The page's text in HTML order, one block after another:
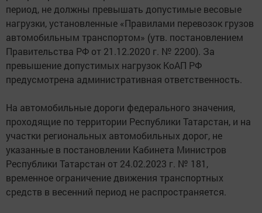
период, не должны превышать допустимые весовые
нагрузки, установленные «Правилами перевозок грузов
автомобильным транспортом» (утв. постановлением
Правительства РФ от 21.12.2020 г. № 2200). За
превышение допустимых нагрузок КоАП РФ
предусмотрена административная ответственность.
На автомобильные дороги федерального значения,
проходящие по территории Республики Татарстан, и на
участки региональных автомобильных дорог, не
указанные в постановлении Кабинета Министров
Республики Татарстан от 24.02.2023 г. № 181,
временное ограничение движения транспортных
средств в весенний период не распространяется.